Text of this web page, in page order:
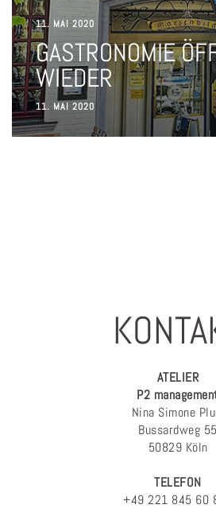
11. MAI 2020
GASTRONOMIE
WIEDER
11. MAI 2020
ATELIER
P2
Nina Simone
Bussardweg 55
50829 Köln
TELEFON
+49 221 845 60